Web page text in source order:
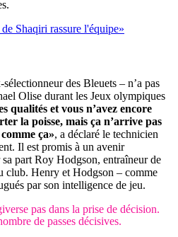
Shaqiri rassure l'équipe»
des Bleuets – n’a pas
Olise durant les Jeux olympiques
qualités et vous n’avez encore
la poisse, mais ça n’arrive pas
ça», a déclaré le technicien
Il est promis à un avenir
part Roy Hodgson, entraîneur de
club. Henry et Hodgson – comme
par son intelligence de jeu.
pas dans la prise de décision.
de passes décisives.